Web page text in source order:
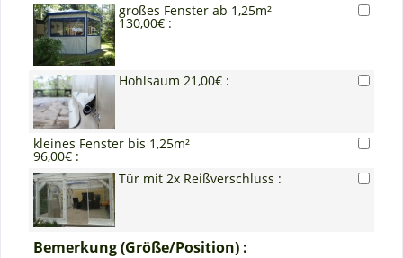
großes Fenster ab 1,25m²
130,00€ :
Hohlsaum 21,00€ :
kleines Fenster bis 1,25m²
96,00€ :
Tür mit 2x Reißverschluss :
Bemerkung (Größe/Position) :